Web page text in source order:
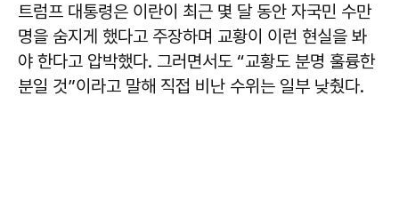
트럼프 대통령은 이란이 최근 몇 달 동안 자국민 수만
명을 숨지게 했다고 주장하며 교황이 이런 현실을 봐
야 한다고 압박했다. 그러면서도 “교황도 분명 훌륭한
분일 것”이라고 말해 직접 비난 수위는 일부 낮췄다.